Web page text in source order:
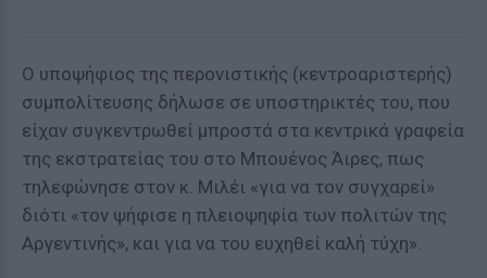
Ο υποψήφιος της περονιστικής (κεντροαριστερής)
συμπολίτευσης δήλωσε σε υποστηρικτές του, που
είχαν συγκεντρωθεί μπροστά στα κεντρικά γραφεία
της εκστρατείας του στο Μπουένος Άιρες, πως
τηλεφώνησε στον κ. Μιλέι «για να τον συγχαρεί»
διότι «τον ψήφισε η πλειοψηφία των πολιτών της
Αργεντινής», και για να του ευχηθεί καλή τύχη».